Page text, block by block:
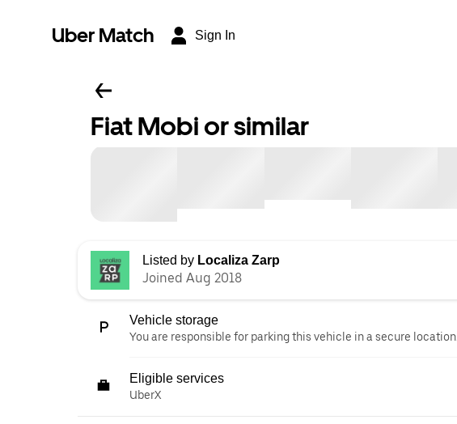
Uber Match Sign In
Fiat Mobi or similar
Listed by Localiza Zarp
Joined Aug 2018
Vehicle storage
You are responsible for parking this vehicle in a secure location.
Eligible services
UberX